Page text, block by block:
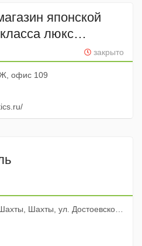
японской
люкс
закрыто
офис 109
Шахты, ул. Достоевского, 73